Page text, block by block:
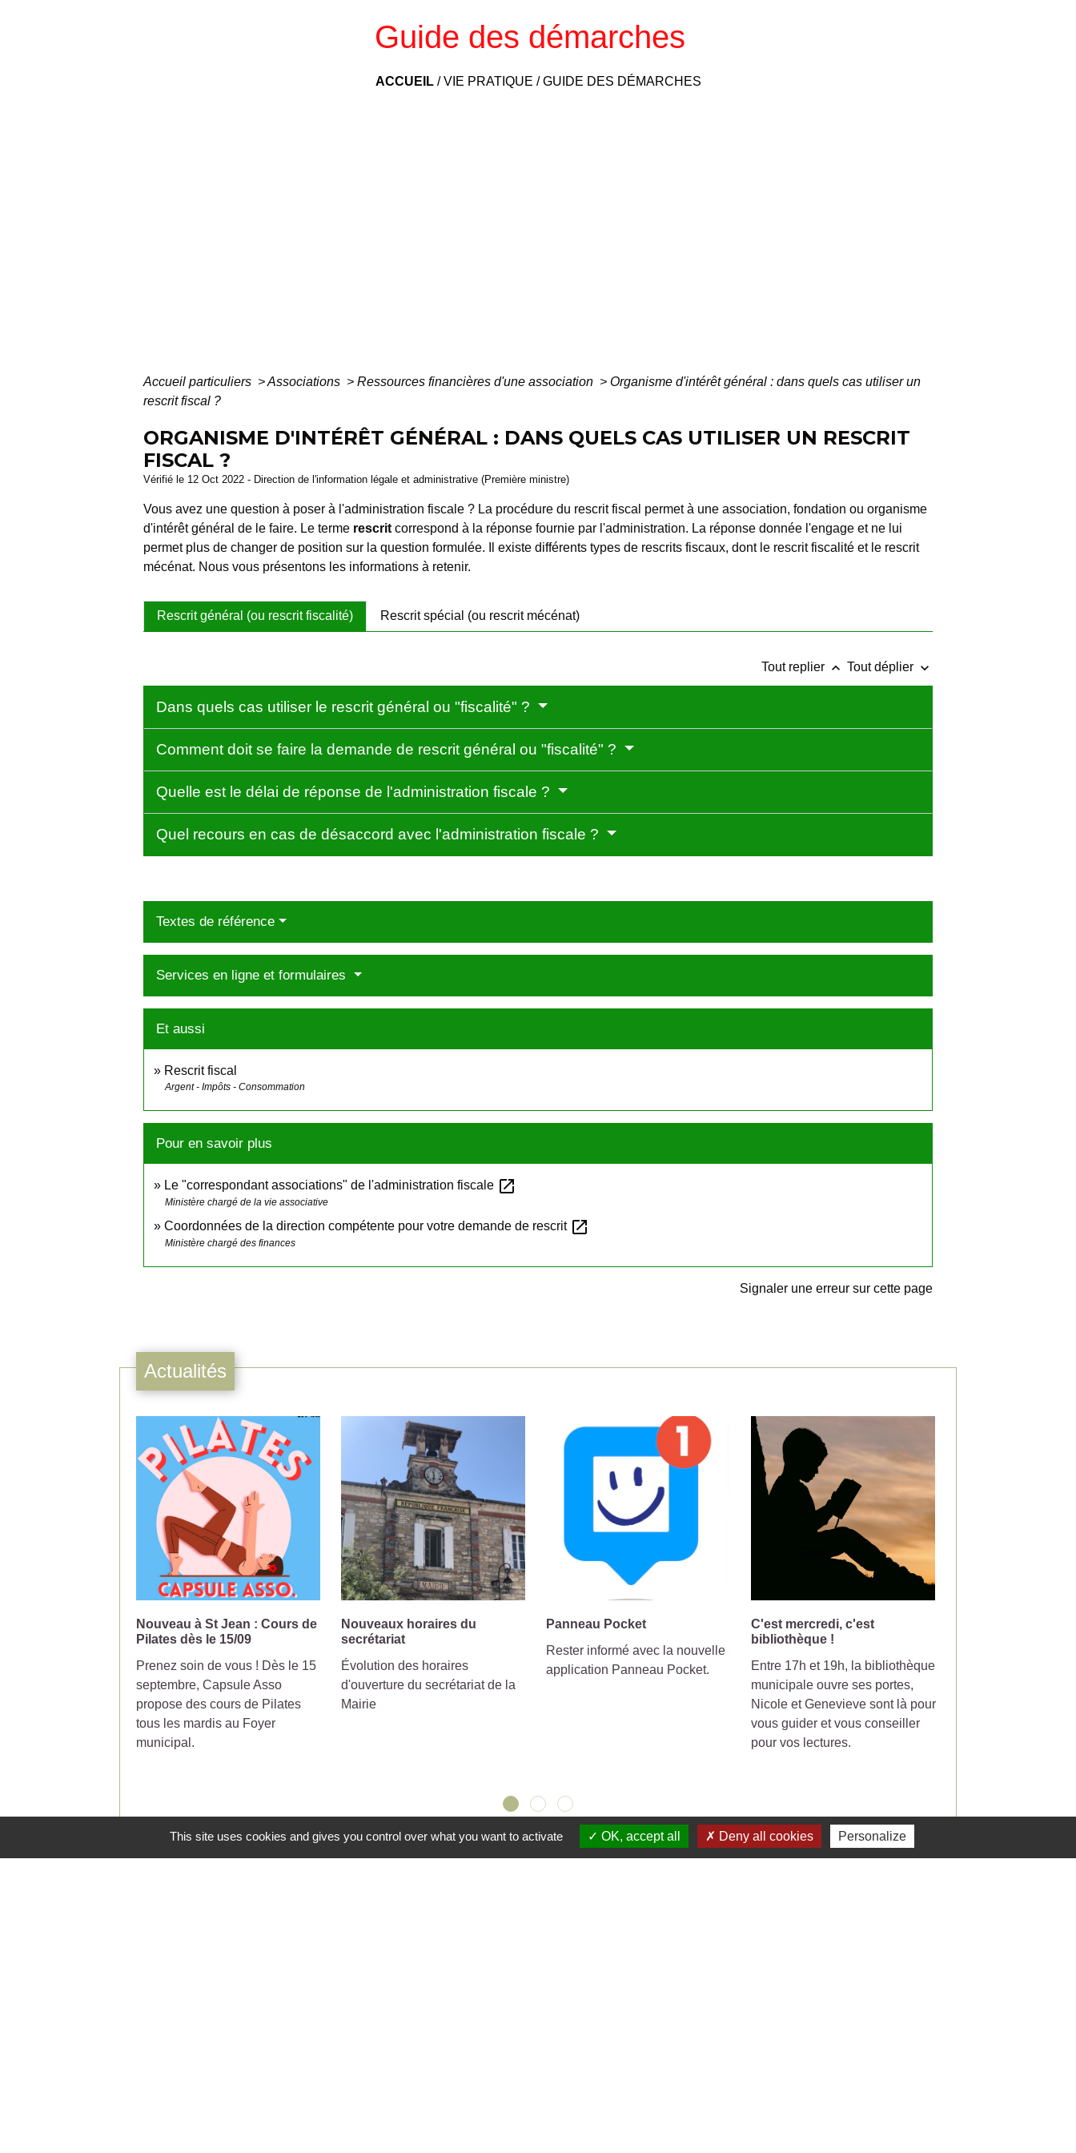
Guide des démarches
ACCUEIL/VIE PRATIQUE /GUIDE DES DÉMARCHES
Accueil particuliers > Associations > Ressources financières d'une association > Organisme d'intérêt général : dans quels cas utiliser un
rescrit fiscal ?
ORGANISME D'INTÉRÊT GÉNÉRAL : DANS QUELS CAS UTILISER UN RESCRIT
FISCAL ?
Vérifié le 12 Oct 2022 - Direction de l'information légale et administrative (Première ministre)
Vous avez une question à poser à l'administration fiscale ? La procédure du rescrit fiscal permet à une association, fondation ou organisme
d'intérêt général de le faire. Le terme rescrit correspond à la réponse fournie par l'administration. La réponse donnée l'engage et ne lui
permet plus de changer de position sur la question formulée. Il existe différents types de rescrits fiscaux, dont le rescrit fiscalité et le rescrit
mécénat. Nous vous présentons les informations à retenir.
Rescrit général (ou rescrit fiscalité) Rescrit spécial (ou rescrit mécénat)
Tout replier keyboard_arrow_up Tout déplier keyboard_arrow_down
Dans quels cas utiliser le rescrit général ou "fiscalité" ?
Comment doit se faire la demande de rescrit général ou "fiscalité" ?
Quelle est le délai de réponse de l'administration fiscale ?
Quel recours en cas de désaccord avec l'administration fiscale ?
Textes de référence
Services en ligne et formulaires
Et aussi
Rescrit fiscal
Argent - Impôts - Consommation
Pour en savoir plus
Le "correspondant associations" de l'administration fiscale open_in_new
Ministère chargé de la vie associative
Coordonnées de la direction compétente pour votre demande de rescrit open_in_new
Ministère chargé des finances
Signaler une erreur sur cette page
Actualités
Nouveau à St Jean : Cours de
Pilates dès le 15/09
Prenez soin de vous ! Dès le 15
septembre, Capsule Asso
propose des cours de Pilates
tous les mardis au Foyer
municipal.
Nouveaux horaires du
secrétariat
Évolution des horaires
d'ouverture du secrétariat de la
Mairie
Panneau Pocket
Rester informé avec la nouvelle
application Panneau Pocket.
C'est mercredi, c'est
bibliothèque !
Entre 17h et 19h, la bibliothèque
municipale ouvre ses portes,
Nicole et Genevieve sont là pour
vous guider et vous conseiller
pour vos lectures.
Voir tout
This site uses cookies and gives you control over what you want to activate OK, accept all Deny all cookies Personalize